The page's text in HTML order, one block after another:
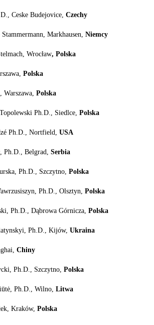
Ceske Budejovice, Czechy
Markhausen, Niemcy
Wrocław, Polska
Polska
Warszawa, Polska
Ph.D., Siedlce, Polska
Ph.D., Nortfield, USA
Belgrad, Serbia
Ph.D., Szczytno, Polska
Ph.D., Olsztyn, Polska
Ph.D., Dąbrowa Górnicza, Polska
Ph.D., Kijów, Ukraina
Chiny
Ph.D., Szczytno, Polska
Ph.D., Wilno, Litwa
Kraków, Polska